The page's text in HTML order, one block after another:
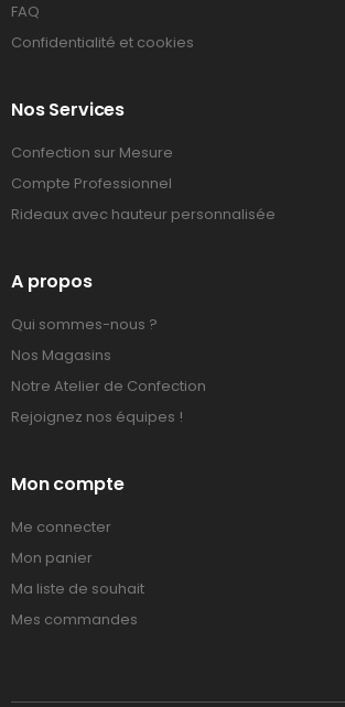
FAQ
Confidentialité et cookies
Nos Services
Confection sur Mesure
Compte Professionnel
Rideaux avec hauteur personnalisée
A propos
Qui sommes-nous ?
Nos Magasins
Notre Atelier de Confection
Rejoignez nos équipes !
Mon compte
Me connecter
Mon panier
Ma liste de souhait
Mes commandes